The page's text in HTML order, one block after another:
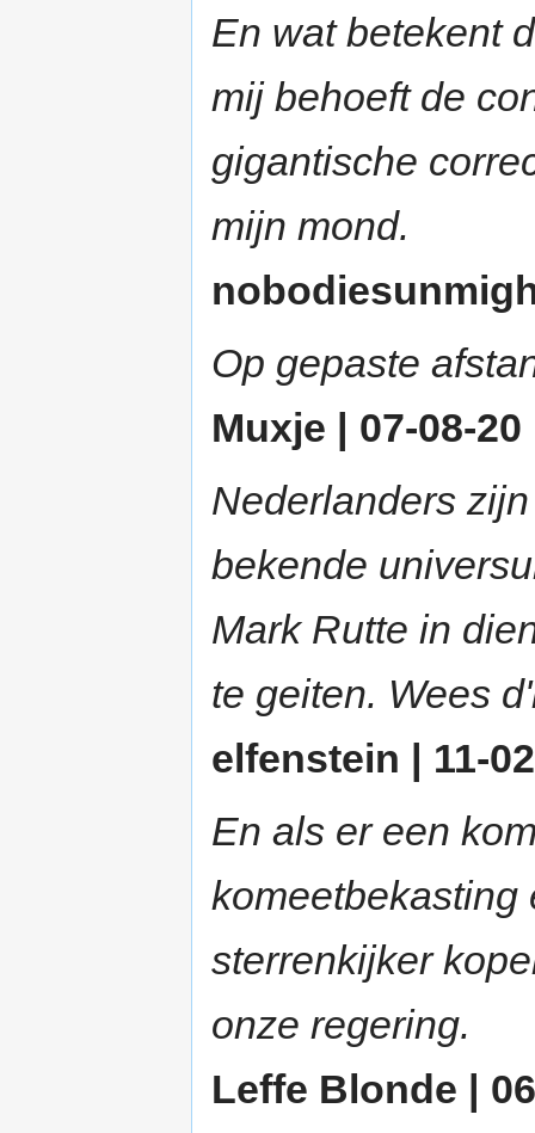
En wat betekent
mij behoeft de
gigantische
mijn mond.
Op gepaste
Muxje | 07-08-20
Nederlanders
bekende
Mark Rutte in
te geiten. Wees
elfenstein | 11-
En als er een
komeetbekasting
sterrenkijker
onze regering.
Leffe Blonde |